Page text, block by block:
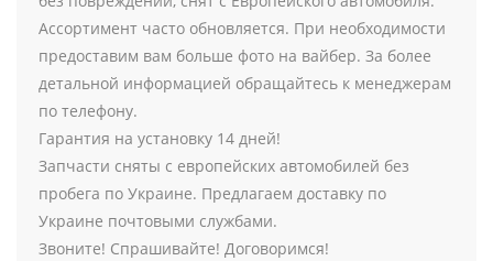
Ассортимент часто обновляется. При необходимости
предоставим вам больше фото на вайбер. За более
детальной информацией обращайтесь к менеджерам
по телефону.
Гарантия на установку 14 дней!
Запчасти сняты с европейских автомобилей без
пробега по Украине. Предлагаем доставку по
Украине почтовыми службами.
Звоните! Спрашивайте! Договоримся!